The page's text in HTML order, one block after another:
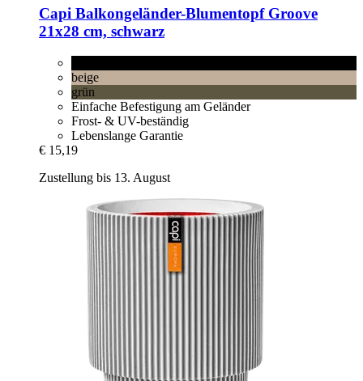
Capi Balkongeländer-​Blumentopf Groove
21x28 cm, schwarz
beige
grün
Einfache Befestigung am Geländer
Frost- & UV-beständig
Lebenslange Garantie
€ 15,19
Zustellung bis 13. August